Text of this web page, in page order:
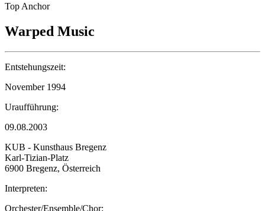
Top Anchor
Warped Music
Entstehungszeit:
November 1994
Uraufführung:
09.08.2003
KUB - Kunsthaus Bregenz
Karl-Tizian-Platz
6900 Bregenz, Österreich
Interpreten:
Orchester/Ensemble/Chor: